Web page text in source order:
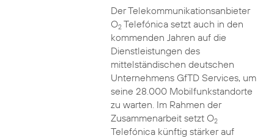
Der Telekommunikationsanbieter
O2Telefónica setzt auch in den
kommenden Jahren auf die
Dienstleistungen des
mittelständischen deutschen
Unternehmens GfTD Services, um
seine 28.000 Mobilfunkstandorte
zu warten. Im Rahmen der
Zusammenarbeit setzt O2
Telefónica künftig stärker auf